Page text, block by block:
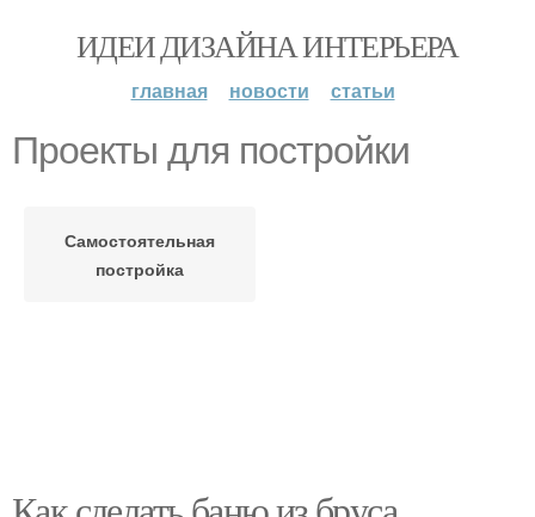
ИДЕИ ДИЗАЙНА ИНТЕРЬЕРА
главная новости статьи
Проекты для постройки
Самостоятельная
постройка